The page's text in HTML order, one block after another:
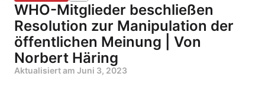
WHO-Mitglieder beschließen
Resolution zur Manipulation der
öffentlichen Meinung | Von
Norbert Häring
Aktualisiert am Juni 3, 2023